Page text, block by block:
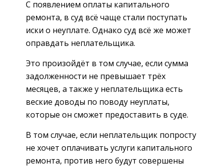
С появлением оплаты капитального
ремонта, в суд всё чаще стали поступать
иски о неуплате. Однако суд всё же может
оправдать неплательщика.
Это произойдёт в том случае, если сумма
задолженности не превышает трёх
месяцев, а также у неплательщика есть
веские доводы по поводу неуплаты,
которые он сможет предоставить в суде.
В том случае, если неплательщик попросту
не хочет оплачивать услуги капитального
ремонта, против него будут совершены